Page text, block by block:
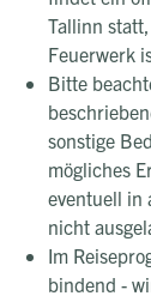
Tallinn
Feuerwerk
Bitte
sonstige
mögliches
eventuell in
nicht
Im
bindend -